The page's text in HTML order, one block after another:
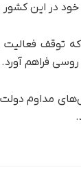
که توقف
روسی فراهم آورد.
مداوم